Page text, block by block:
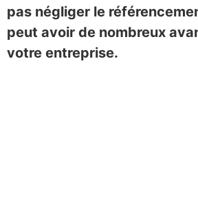
pas négliger le
peut avoir de nombreux
votre entreprise.